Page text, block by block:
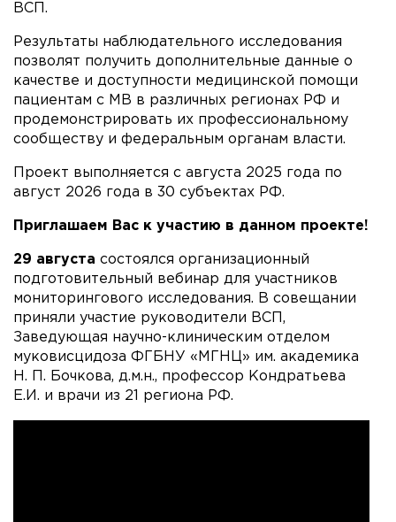
ВСП.
Результаты наблюдательного исследования
позволят получить дополнительные данные о
качестве и доступности медицинской помощи
пациентам с МВ в различных регионах РФ и
продемонстрировать их профессиональному
сообществу и федеральным органам власти.
Проект выполняется с августа 2025 года по
август 2026 года в 30 субъектах РФ.
Приглашаем Вас к участию в данном проекте!
29 августа состоялся организационный
подготовительный вебинар для участников
мониторингового исследования. В совещании
приняли участие руководители ВСП,
Заведующая научно-клиническим отделом
муковисцидоза ФГБНУ «МГНЦ» им. академика
Н. П. Бочкова, д.м.н., профессор Кондратьева
Е.И. и врачи из 21 региона РФ.